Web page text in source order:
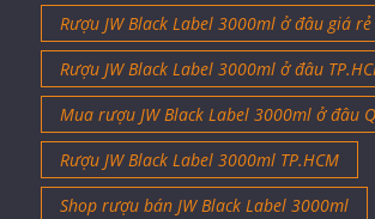
Rượu JW Black Label 3000ml ở đâu giá rẻ
Rượu JW Black Label 3000ml ở đâu
Mua rượu JW Black Label 3000ml ở đâu
Rượu JW Black Label 3000ml TP.HCM
Shop rượu bán JW Black Label 3000ml